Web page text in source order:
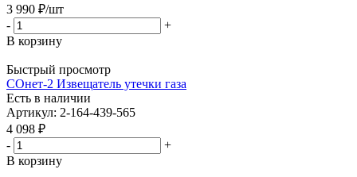
3 990 ₽/шт
-
+
В корзину
Быстрый просмотр
СОнет-2 Извещатель утечки газа
Есть в наличии
Артикул: 2-164-439-565
4 098 ₽
-
+
В корзину